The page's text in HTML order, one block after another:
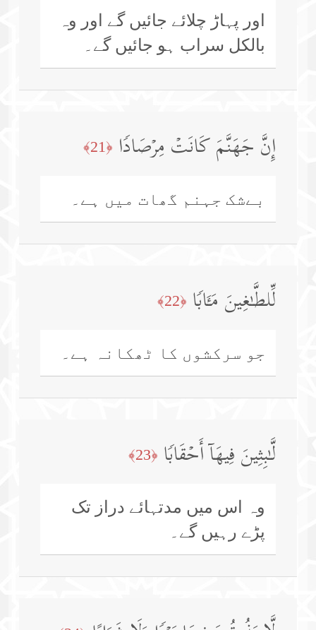
اور پہاڑ چلائے جائیں گے اور وہ
بالکل سراب ہو جائیں گے۔
إِنَّ جَهَنَّمَ كَانَتۡ مِرۡصَادࣰا ﴿21﴾
بےشک جہنم گھات میں ہے۔
لِّلطَّـٰغِینَ مَـَٔابࣰا ﴿22﴾
جو سرکشوں کا ٹھکانہ ہے۔
لَّـٰبِثِینَ فِیهَاۤ أَحۡقَابࣰا ﴿23﴾
وہ اس میں مدتہائے دراز تک
پڑے رہیں گے۔